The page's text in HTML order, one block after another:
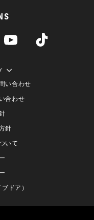
い合わせ
合わせ
針
いて
ドア）